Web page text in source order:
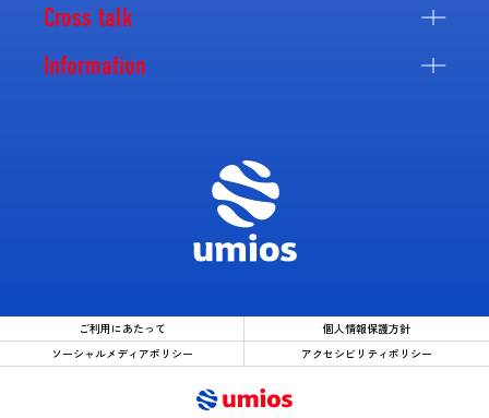
Cross talk
Information
ご利用にあたって
個人情報保護方針
ソーシャルメディアポリシー
アクセシビリティポリシー